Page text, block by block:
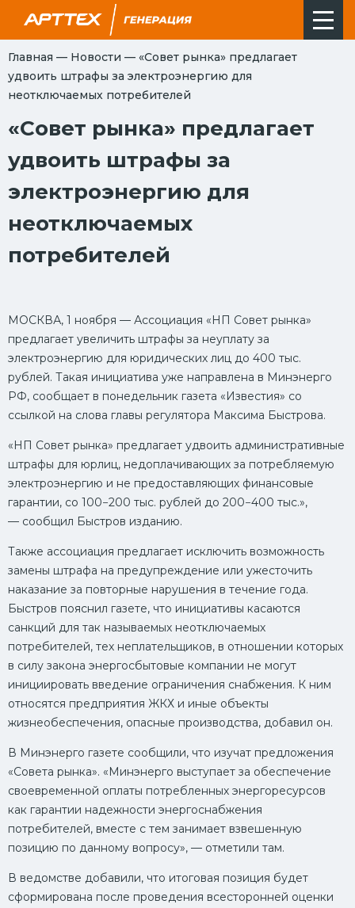
Главная — Новости — «Совет рынка» предлагает
удвоить штрафы за электроэнергию для
неотключаемых потребителей
«Совет рынка» предлагает
удвоить штрафы за
электроэнергию для
неотключаемых
потребителей
МОСКВА, 1 ноября — Ассоциация «НП Совет рынка»
предлагает увеличить штрафы за неуплату за
электроэнергию для юридических лиц до 400 тыс.
рублей. Такая инициатива уже направлена в Минэнерго
РФ, сообщает в понедельник газета «Известия» со
ссылкой на слова главы регулятора Максима Быстрова.
«НП Совет рынка» предлагает удвоить административные
штрафы для юрлиц, недоплачивающих за потребляемую
электроэнергию и не предоставляющих финансовые
гарантии, со 100−200 тыс. рублей до 200−400 тыс.»,
— сообщил Быстров изданию.
Также ассоциация предлагает исключить возможность
замены штрафа на предупреждение или ужесточить
наказание за повторные нарушения в течение года.
Быстров пояснил газете, что инициативы касаются
санкций для так называемых неотключаемых
потребителей, тех неплательщиков, в отношении которых
в силу закона энергосбытовые компании не могут
инициировать введение ограничения снабжения. К ним
относятся предприятия ЖКХ и иные объекты
жизнеобеспечения, опасные производства, добавил он.
В Минэнерго газете сообщили, что изучат предложения
«Совета рынка». «Минэнерго выступает за обеспечение
своевременной оплаты потребленных энергоресурсов
как гарантии надежности энергоснабжения
потребителей, вместе с тем занимает взвешенную
позицию по данному вопросу», — отметили там.
В ведомстве добавили, что итоговая позиция будет
сформирована после проведения всесторонней оценки